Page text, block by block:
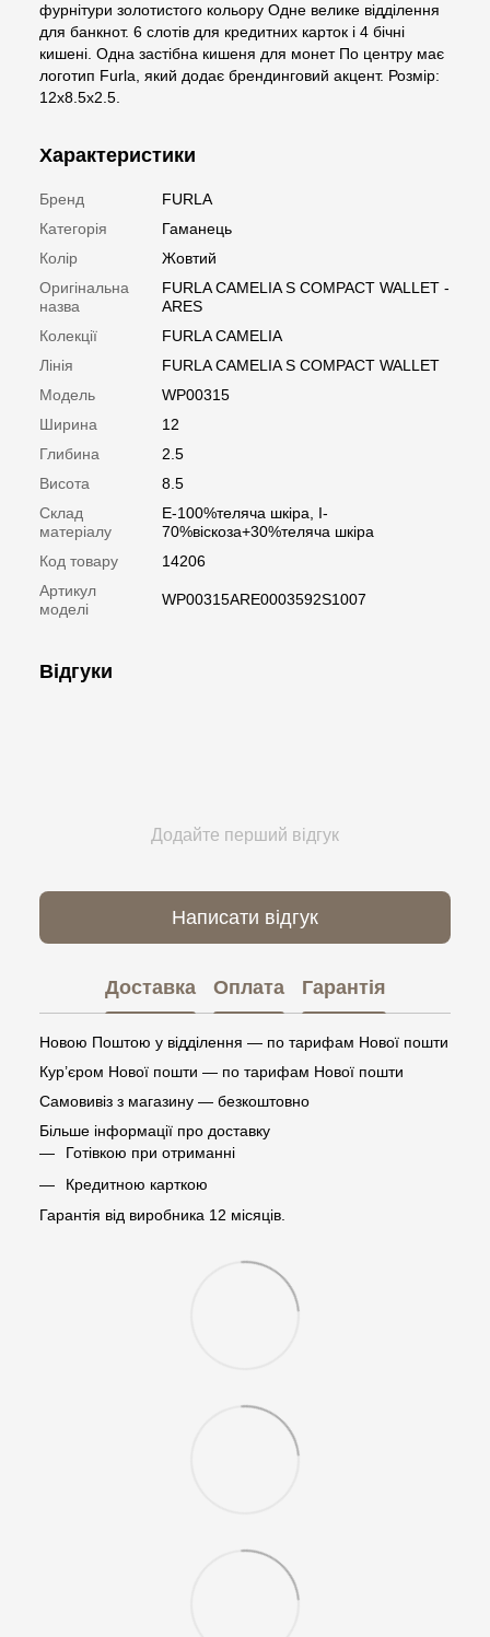
фурнітури золотистого кольору Одне велике відділення
для банкнот. 6 слотів для кредитних карток і 4 бічні
кишені. Одна застібна кишеня для монет По центру має
логотип Furla, який додає брендинговий акцент. Розмір:
12х8.5х2.5.
Характеристики
Бренд
FURLA
Категорія
Гаманець
Колір
Жовтий
Оригінальна
назва
FURLA CAMELIA S COMPACT WALLET -
ARES
Колекції
FURLA CAMELIA
Лінія
FURLA CAMELIA S COMPACT WALLET
Модель
WP00315
Ширина
12
Глибина
2.5
Висота
8.5
Склад
матеріалу
E-100%теляча шкіра, I-
70%віскоза+30%теляча шкіра
Код товару
14206
Артикул
моделі
WP00315ARE0003592S1007
Відгуки
Додайте перший відгук
Написати відгук
Доставка Оплата Гарантія
Новою Поштою у відділення — по тарифам Нової пошти
Кур’єром Нової пошти — по тарифам Нової пошти
Самовивіз з магазину — безкоштовно
Більше інформації про доставку
Готівкою при отриманні
Кредитною карткою
Гарантія від виробника 12 місяців.